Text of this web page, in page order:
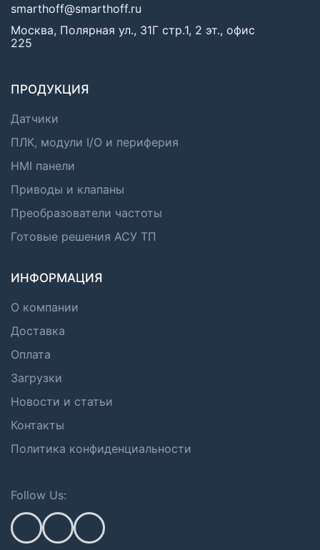
smarthoff@smarthoff.ru
Москва, Полярная ул., 31Г стр.1, 2 эт., офис
225
ПРОДУКЦИЯ
Датчики
ПЛК, модули I/O и периферия
HMI панели
Приводы и клапаны
Преобразователи частоты
Готовые решения АСУ ТП
ИНФОРМАЦИЯ
О компании
Доставка
Оплата
Загрузки
Новости и статьи
Контакты
Политика конфиденциальности
Follow Us: